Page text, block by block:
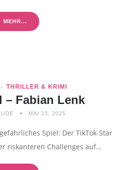
MEHR...
THRILLER & KRIMI
– Fabian Lenk
MAI 23, 2025
Spiel: Der TikTok-Star
riskanteren Challenges auf…